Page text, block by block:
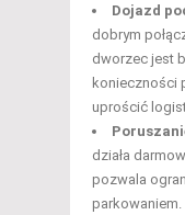
Dojazd
dobrym
dworzec jest
konieczności
uprościć
działa
pozwala
parkowaniem.